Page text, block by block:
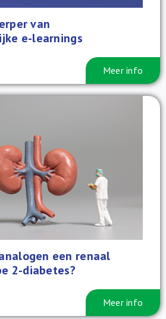
van
e-learnings
Meer info
een renaal
2-diabetes?
Meer info